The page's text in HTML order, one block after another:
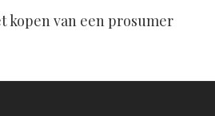
kopen van een prosumer